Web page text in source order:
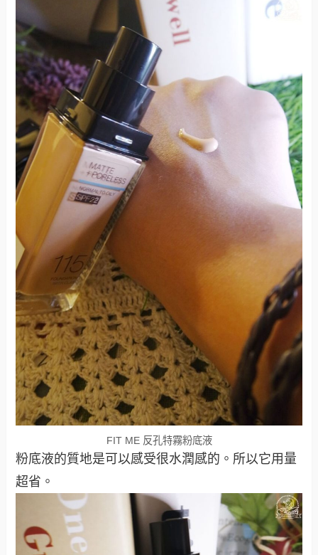
FIT ME 反孔特霧粉底液
粉底液的質地是可以感受很水潤感的。所以它用量
超省。